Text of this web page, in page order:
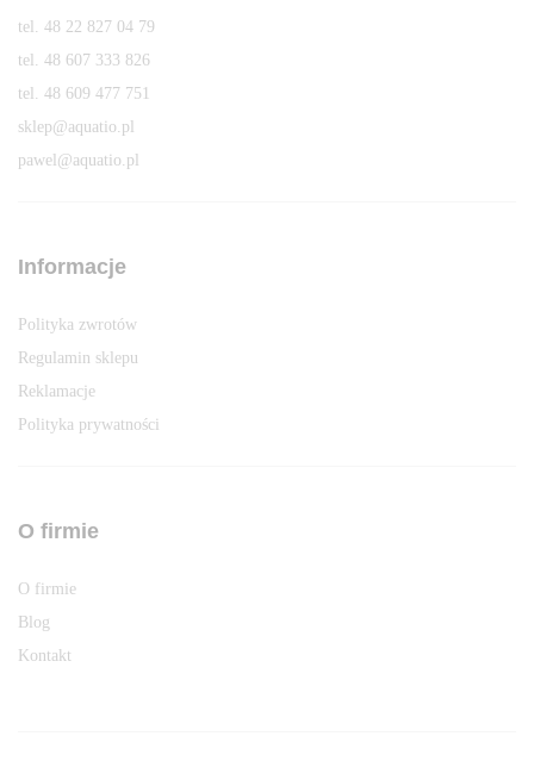
tel. 48 22 827 04 79
tel. 48 607 333 826
tel. 48 609 477 751
sklep@aquatio.pl
pawel@aquatio.p
Informacje
Polityka zwrotów
Regulamin sklepu
Reklamacje
Polityka prywatności
O firmie
O firmie
Blog
Kontakt